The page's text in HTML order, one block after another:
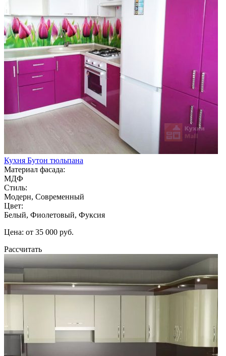
Кухня Бутон тюльпана
Материал фасада:
МДФ
Стиль:
Модерн, Современный
Цвет:
Белый, Фиолетовый, Фуксия
Цена: от 35 000 руб.
Рассчитать